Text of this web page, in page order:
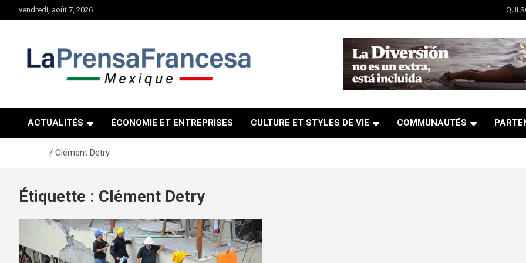
au
vendredi, août 7, 2026 QUI
ACTUALITÉS ÉCONOMIE ET ENTREPRISES CULTURE ET STYLES DE VIE COMMUNAUTÉS
Clément Detry
Étiquette : Clément Detry